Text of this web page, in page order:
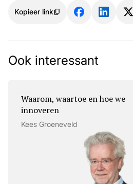
Kopieer link
Ook interessant
Waarom, waartoe en hoe we
innoveren
Kees Groeneveld